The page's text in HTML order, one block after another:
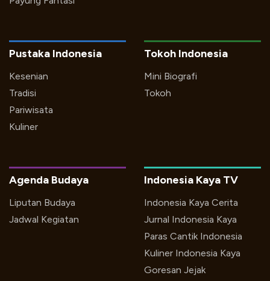
Pustaka Indonesia
Kesenian
Tradisi
Pariwisata
Kuliner
Tokoh Indonesia
Mini Biografi
Tokoh
Indonesia Kaya TV
Indonesia Kaya Cerita
Jurnal Indonesia Kaya
Paras Cantik Indonesia
Kuliner Indonesia Kaya
Goresan Jejak
Agenda Budaya
Liputan Budaya
Jadwal Kegiatan